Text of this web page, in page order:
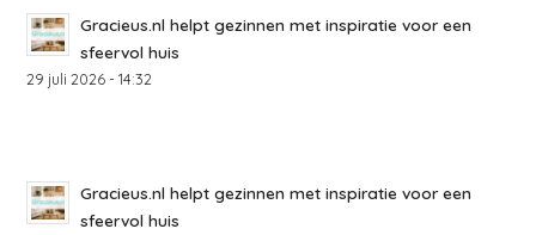
Gracieus.nl helpt gezinnen met inspiratie voor een
sfeervol huis
29 juli 2026 - 14:32
Gracieus.nl helpt gezinnen met inspiratie voor een
sfeervol huis